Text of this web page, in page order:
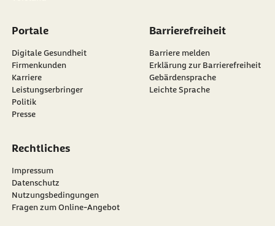
Portale
Digitale Gesundheit
Firmenkunden
Karriere
Leistungserbringer
Politik
Presse
Barrierefreiheit
Barriere melden
Erklärung zur Barrierefreiheit
Gebärdensprache
Leichte Sprache
Rechtliches
Impressum
Datenschutz
Nutzungsbedingungen
Fragen zum Online-Angebot